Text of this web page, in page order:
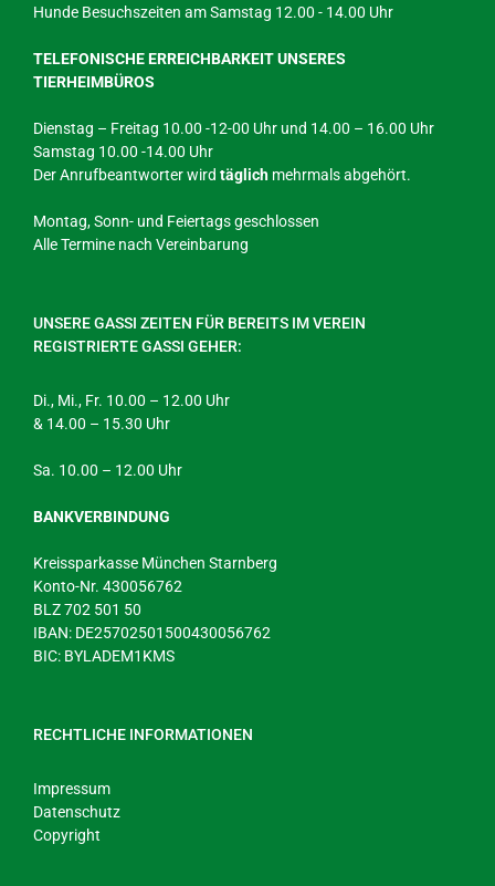
Hunde Besuchszeiten am Samstag 12.00 - 14.00 Uhr
TELEFONISCHE ERREICHBARKEIT UNSERES
TIERHEIMBÜROS
Dienstag – Freitag 10.00 -12-00 Uhr und 14.00 – 16.00 Uhr
Samstag 10.00 -14.00 Uhr
Der Anrufbeantworter wird täglich mehrmals abgehört.
Montag, Sonn- und Feiertags geschlossen
Alle Termine nach Vereinbarung
UNSERE GASSI ZEITEN FÜR BEREITS IM VEREIN
REGISTRIERTE GASSI GEHER:
Di., Mi., Fr. 10.00 – 12.00 Uhr
& 14.00 – 15.30 Uhr
Sa. 10.00 – 12.00 Uhr
BANKVERBINDUNG
Kreissparkasse München Starnberg
Konto-Nr. 430056762
BLZ 702 501 50
IBAN: DE25702501500430056762
BIC: BYLADEM1KMS
RECHTLICHE INFORMATIONEN
Impressum
Datenschutz
Copyright